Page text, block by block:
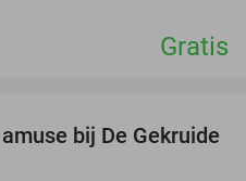
Gratis
47%
bij De Gekruide